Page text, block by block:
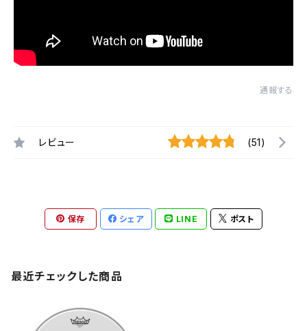
通報する
レビュー (51)
保存 シェア LINE ポスト
最近チェックした商品